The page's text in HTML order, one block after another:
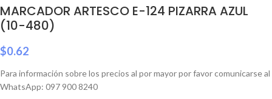
MARCADOR ARTESCO E-124 PIZARRA AZUL
(10-480)
$0.62
Para información sobre los precios al por mayor por favor comunicarse al
WhatsApp: 097 900 8240